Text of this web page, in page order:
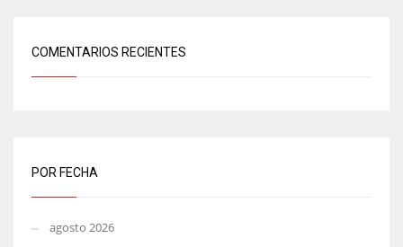
COMENTARIOS RECIENTES
POR FECHA
agosto 2026